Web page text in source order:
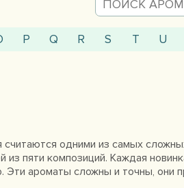
P Q R S T U
одними из самых
пяти композиций. Каждая
Эти ароматы сложны и точны, они